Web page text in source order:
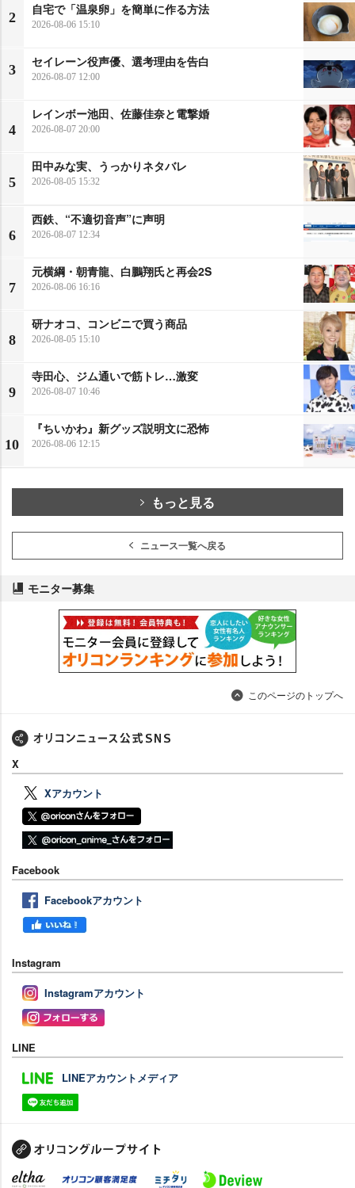
2
自宅で「温泉卵」を簡単に作る方法
2026-08-06 15:10
3
セイレーン役声優、選考理由を告白
2026-08-07 12:00
4
レインボー池田、佐藤佳奈と電撃婚
2026-08-07 20:00
5
田中みな実、うっかりネタバレ
2026-08-05 15:32
6
西鉄、“不適切音声”に声明
2026-08-07 12:34
7
元横綱・朝青龍、白鵬翔氏と再会2S
2026-08-06 16:16
8
研ナオコ、コンビニで買う商品
2026-08-05 15:10
9
寺田心、ジム通いで筋トレ…激変
2026-08-07 10:46
10
『ちいかわ』新グッズ説明文に恐怖
2026-08-06 12:15
もっと見る
ニュース一覧へ戻る
モニター募集
このページのトップへ
X
Xアカウント
Facebook
Facebookアカウント
Instagram
Instagramアカウント
LINE
LINEアカウントメディア